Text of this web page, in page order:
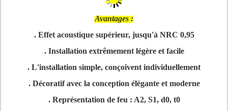
Avantages :
. Effet acoustique supérieur, jusqu'à NRC 0,95
. Installation extrêmement légère et facile
. L'installation simple, conçoivent individuellement
. Décoratif avec la conception élégante et moderne
. Représentation de feu : A2, S1, d0, t0